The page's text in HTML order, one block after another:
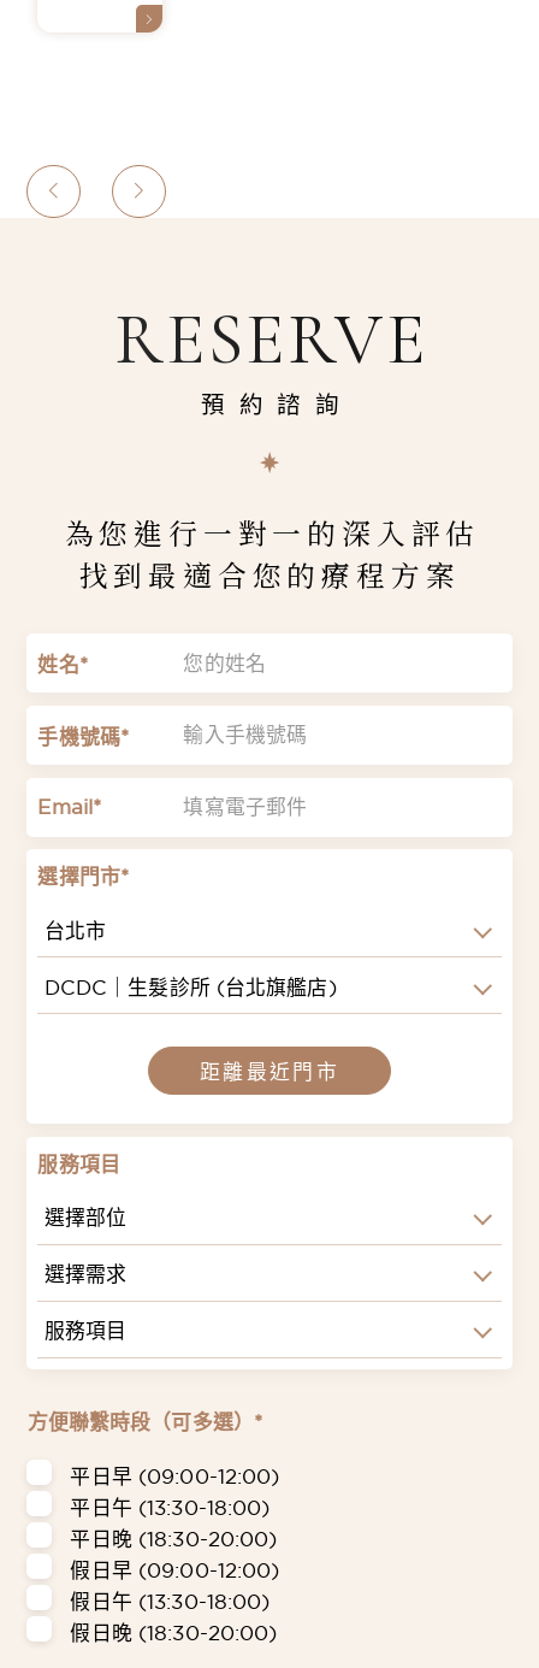
RESERVE
預約諮詢
為您進行一對一的深入評估
找到最適合您的療程方案
姓名*
手機號碼*
Email*
選擇門市*
台北市
DCDC｜生髮診所 (台北旗艦店)
距離最近門市
服務項目
選擇部位
選擇需求
服務項目
方便聯繫時段（可多選）*
平日早 (09:00-12:00)
平日午 (13:30-18:00)
平日晚 (18:30-20:00)
假日早 (09:00-12:00)
假日午 (13:30-18:00)
假日晚 (18:30-20:00)